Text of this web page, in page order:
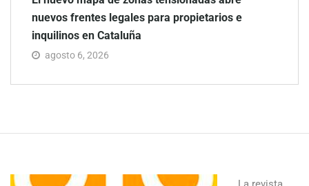
nuevos frentes legales para propietarios e
inquilinos en Cataluña
agosto 6, 2026